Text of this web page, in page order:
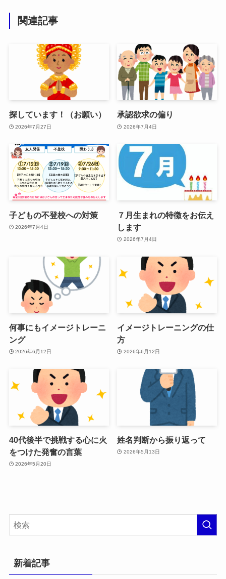
関連記事
探しています！（お願い）
2026年7月27日
承認欲求の偏り
2026年7月4日
子どもの不登校への対策
2026年7月4日
７月生まれの特徴をお伝え
します
2026年7月4日
何事にもイメージトレーニ
ング
2026年6月12日
イメージトレーニングの仕
方
2026年6月12日
40代後半で挑戦する心に火
をつけた発奮の言葉
2026年5月20日
姓名判断から振り返って
2026年5月13日
新着記事